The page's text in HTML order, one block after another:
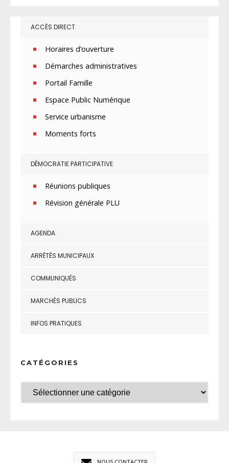
ACCÈS DIRECT
Horaires d’ouverture
Démarches administratives
Portail Famille
Espace Public Numérique
Service urbanisme
Moments forts
DÉMOCRATIE PARTICIPATIVE
Réunions publiques
Révision générale PLU
AGENDA
ARRÊTÉS MUNICIPAUX
COMMUNIQUÉS
MARCHÉS PUBLICS
INFOS PRATIQUES
CATÉGORIES